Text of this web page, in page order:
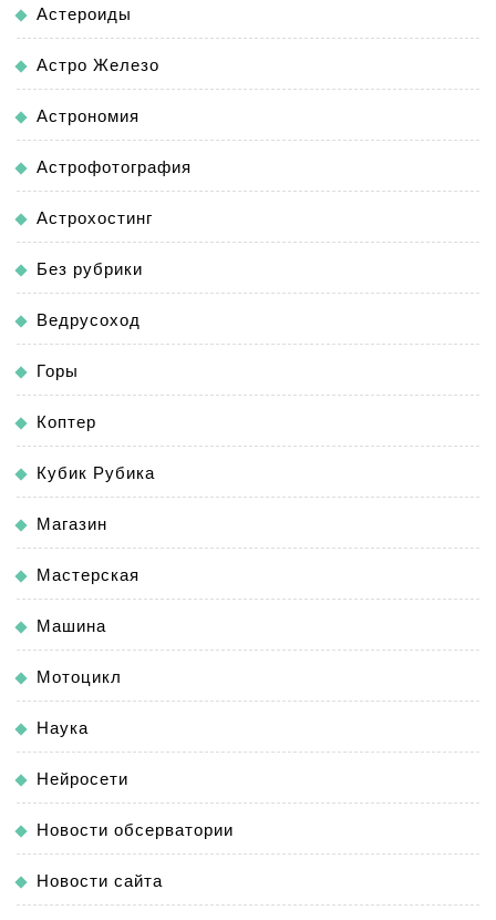
Астероиды
Астро Железо
Астрономия
Астрофотография
Астрохостинг
Без рубрики
Ведрусоход
Горы
Коптер
Кубик Рубика
Магазин
Мастерская
Машина
Мотоцикл
Наука
Нейросети
Новости обсерватории
Новости сайта